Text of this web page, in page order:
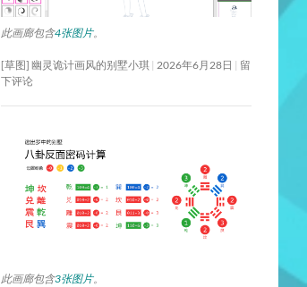
此画廊包含4张图片。
[草图] 幽灵诡计画风的别墅小琪 2026年6月28日
留
下评论
此画廊包含3张图片。